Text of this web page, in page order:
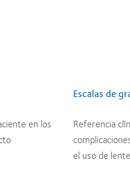
en los
Escalas de
Referencia
el uso de